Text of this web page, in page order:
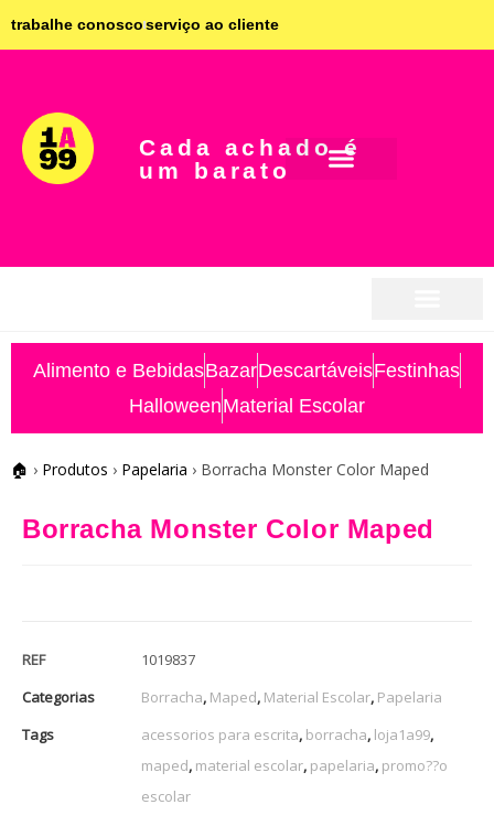
trabalhe conoscoserviço ao cliente
Cada achado é
um barato
Alimento e BebidasBazarDescartáveisFestinhas
HalloweenMaterial Escolar
🏠 › Produtos › Papelaria › Borracha Monster Color Maped
Borracha Monster Color Maped
REF
1019837
Categorias
Borracha, Maped, Material Escolar, Papelaria
Tags
acessorios para escrita, borracha, loja1a99,
maped, material escolar, papelaria, promo??o
escolar